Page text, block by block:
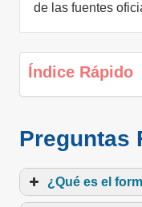
de las fuentes
Índice Rápido
Preguntas
¿Qué es el